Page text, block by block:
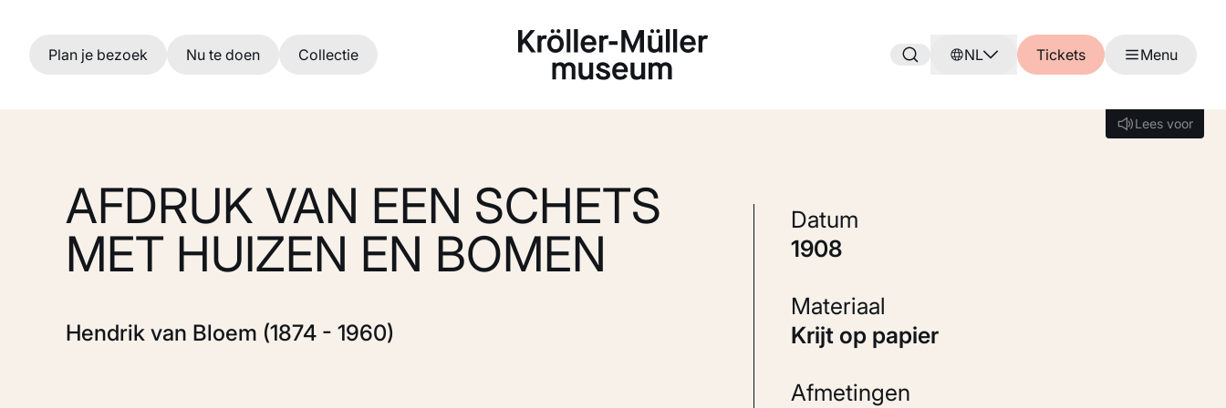
Ga naar hoofdinhoud
Plan je bezoek Nu te doen Collectie NL Tickets Menu
Lees voor
Lees voor
AFDRUK VAN EEN SCHETS
MET HUIZEN EN BOMEN
Hendrik van Bloem (1874 - 1960)
Datum
1908
Materiaal
Krijt op papier
Afmetingen